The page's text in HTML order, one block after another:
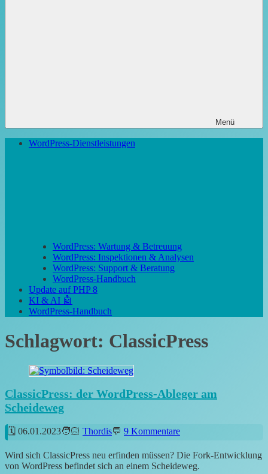
Menü
WordPress-Dienstleistungen
WordPress: Wartung & Betreuung
WordPress: Inspektionen & Analysen
WordPress: Support & Beratung
WordPress-Handbuch
Update auf PHP 8
KI & AI 🤖
WordPress-Handbuch
Schlagwort: ClassicPress
ClassicPress: der WordPress-Ableger am
Scheideweg
06.01.2023 Thordis 9 Kommentare
Wird sich ClassicPress neu erfinden müssen? Die Fork-Entwicklung
von WordPress befindet sich an einem Scheideweg.